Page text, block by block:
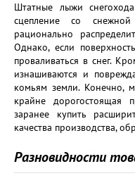
Штатные лыжи
сцепление со снежной
рационально
Однако, если
проваливаться в снег.
изнашиваются и
комьям земли. Конечно,
крайне дорогостоящая
заранее купить
качества производства,
Разновидности